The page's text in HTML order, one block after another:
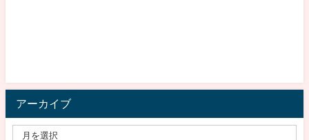
アーカイブ